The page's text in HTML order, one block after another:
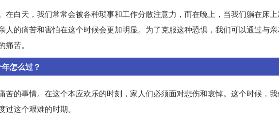
白天，我们常常会被各种琐事和工作分散注意力，而在晚上，当我们躺在床上
人的痛苦和害怕在这个时候会更加明显。为了克服这种恐惧，我们可以通过与
苦。
怎么过？
苦的事情。在这个本应欢乐的时刻，家人们必须面对悲伤和哀悼。这个时候，
这个艰难的时期。